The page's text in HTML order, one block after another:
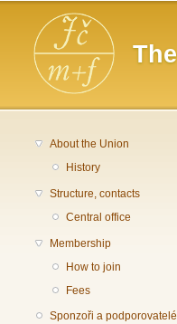
Main menu
About the Union
History
Structure, contacts
Central office
Membership
How to join
Fees
Sponzoři a podporovatelé